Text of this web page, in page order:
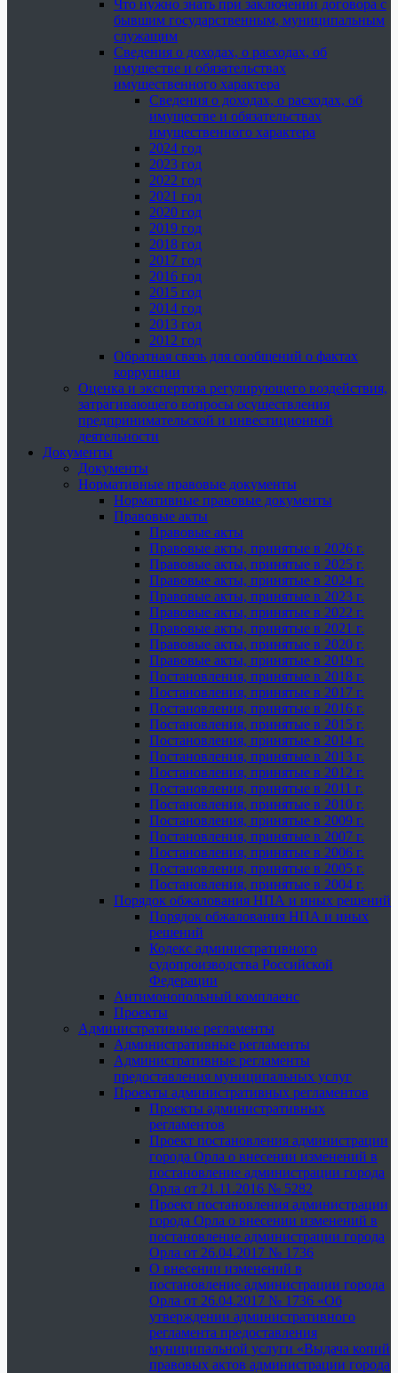
Что нужно знать при заключении договора с
бывшим государственным, муниципальным
служащим
Сведения о доходах, о расходах, об
имуществе и обязательствах
имущественного характера
Сведения о доходах, о расходах, об
имуществе и обязательствах
имущественного характера
2024 год
2023 год
2022 год
2021 год
2020 год
2019 год
2018 год
2017 год
2016 год
2015 год
2014 год
2013 год
2012 год
Обратная связь для сообщений о фактах
коррупции
Оценка и экспертиза регулирующего воздействия,
затрагивающего вопросы осуществления
предпринимательской и инвестиционной
деятельности
Документы
Документы
Нормативные правовые документы
Нормативные правовые документы
Правовые акты
Правовые акты
Правовые акты, принятые в 2026 г.
Правовые акты, принятые в 2025 г.
Правовые акты, принятые в 2024 г.
Правовые акты, принятые в 2023 г.
Правовые акты, принятые в 2022 г.
Правовые акты, принятые в 2021 г.
Правовые акты, принятые в 2020 г.
Правовые акты, принятые в 2019 г.
Постановления, принятые в 2018 г.
Постановления, принятые в 2017 г.
Постановления, принятые в 2016 г.
Постановления, принятые в 2015 г.
Постановления, принятые в 2014 г.
Постановления, принятые в 2013 г.
Постановления, принятые в 2012 г.
Постановления, принятые в 2011 г.
Постановления, принятые в 2010 г.
Постановления, принятые в 2009 г.
Постановления, принятые в 2007 г.
Постановления, принятые в 2006 г.
Постановления, принятые в 2005 г.
Постановления, принятые в 2004 г.
Порядок обжалования НПА и иных решений
Порядок обжалования НПА и иных
решений
Кодекс административного
судопроизводства Российской
Федерации
Антимонопольный комплаенс
Проекты
Административные регламенты
Административные регламенты
Административные регламенты
предоставления муниципальных услуг
Проекты административных регламентов
Проекты административных
регламентов
Проект постановления администрации
города Орла о внесении изменений в
постановление администрации города
Орла от 21.11.2016 № 5282
Проект постановления администрации
города Орла о внесении изменений в
постановление администрации города
Орла от 26.04.2017 № 1736
О внесении изменений в
постановление администрации города
Орла от 26.04.2017 № 1736 «Об
утверждении административного
регламента предоставления
муниципальной услуги «Выдача копий
правовых актов администрации города